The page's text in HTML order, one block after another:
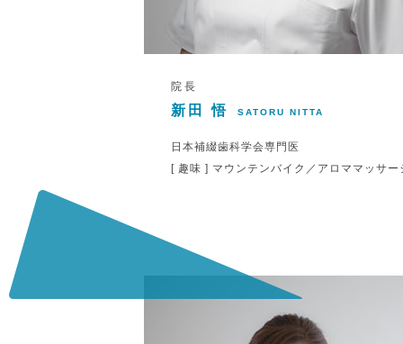
院長
新田 悟 SATORU NITTA
日本補綴歯科学会専門医
[ 趣味 ] マウンテンバイク／アロママッサー